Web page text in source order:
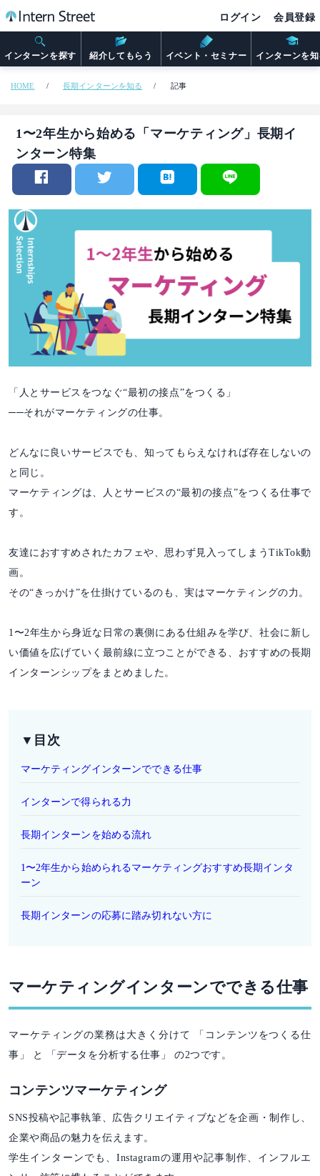
インターンを探す 紹介してもらう イベント・セミナー インターンを
ログイン 会員登録
HOME 長期インターンを知る 記事
1〜2年生から始める「マーケティング」長期イ
ンターン特集
「人とサービスをつなぐ“最初の接点”をつくる」
──それがマーケティングの仕事。
どんなに良いサービスでも、知ってもらえなければ存在しないの
と同じ。
マーケティングは、人とサービスの“最初の接点”をつくる仕事で
す。
友達におすすめされたカフェや、思わず見入ってしまうTikTok動
画。
その“きっかけ”を仕掛けているのも、実はマーケティングの力。
1〜2年生から身近な日常の裏側にある仕組みを学び、社会に新し
い価値を広げていく最前線に立つことができる、おすすめの長期
インターンシップをまとめました。
▼目次
マーケティングインターンでできる仕事
インターンで得られる力
長期インターンを始める流れ
1〜2年生から始められるマーケティングおすすめ長期インタ
ーン
長期インターンの応募に踏み切れない方に
マーケティングインターンでできる仕事
マーケティングの業務は大きく分けて 「コンテンツをつくる仕
事」 と 「データを分析する仕事」 の2つです。
コンテンツマーケティング
SNS投稿や記事執筆、広告クリエイティブなどを企画・制作し、
企業や商品の魅力を伝えます。
学生インターンでも、Instagramの運用や記事制作、インフルエ